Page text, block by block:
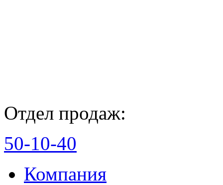
Отдел продаж:
50-10-40
Компания